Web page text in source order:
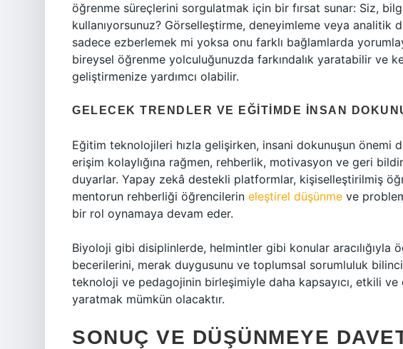
öğrenme süreçlerini sorgulatmak için bir fırsat sunar: Siz,
kullanıyorsunuz? Görselleştirme, deneyimleme veya analitik
sadece ezberlemek mi yoksa onu farklı bağlamlarda
bireysel öğrenme yolculuğunuzda farkındalık yaratabilir ve
geliştirmenize yardımcı olabilir.
GELECEK TRENDLER VE EĞITIMDE İNSAN
Eğitim teknolojileri hızla gelişirken, insani dokunuşun önemi
erişim kolaylığına rağmen, rehberlik, motivasyon ve geri
duyarlar. Yapay zekâ destekli platformlar, kişiselleştirilmiş
mentorun rehberliği öğrencilerin eleştirel düşünme ve
bir rol oynamaya devam eder.
Biyoloji gibi disiplinlerde, helmintler gibi konular aracılığıyla
becerilerini, merak duygusunu ve toplumsal sorumluluk
teknoloji ve pedagojinin birleşimiyle daha kapsayıcı, etkili
yaratmak mümkün olacaktır.
SONUÇ VE DÜŞÜNMEYE